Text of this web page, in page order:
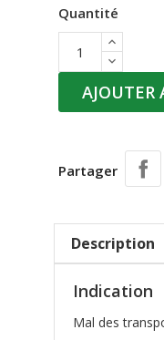
Quantité
AJOUTER
Partager
Description
Indication
Mal des